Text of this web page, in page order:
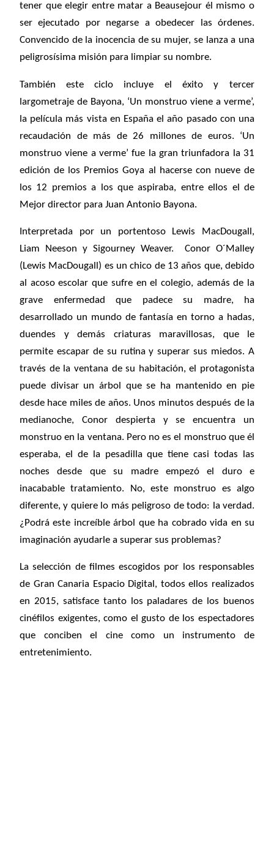
tener que elegir entre matar a Beausejour él mismo o
ser ejecutado por negarse a obedecer las órdenes.
Convencido de la inocencia de su mujer, se lanza a una
peligrosísima misión para limpiar su nombre.
También este ciclo incluye el éxito y
tercer
largometraje de Bayona, ‘Un monstruo viene a verme’,
la película más vista en España el año pasado con una
recaudación de más de 26 millones de euros. ‘Un
monstruo viene a verme’ fue la gran triunfadora la 31
edición de los Premios Goya al hacerse con nueve de
los 12 premios a los que aspiraba, entre ellos el de
Mejor director para Juan Antonio Bayona.
Interpretada por un portentoso Lewis MacDougall,
Liam Neeson y Sigourney Weaver. Conor O´Malley
(Lewis MacDougall) es un chico de 13 años que, debido
al acoso escolar que sufre en el colegio, además de la
grave enfermedad que padece su madre, ha
desarrollado un mundo de fantasía en torno a hadas,
duendes y demás criaturas maravillosas, que le
permite escapar de su rutina y superar sus miedos. A
través de la ventana de su habitación, el protagonista
puede divisar un árbol que se ha mantenido en pie
desde hace miles de años. Unos minutos después de la
medianoche, Conor despierta y se encuentra un
monstruo en la ventana. Pero no es el monstruo que él
esperaba, el de la pesadilla que tiene casi todas las
noches desde que su madre empezó el duro e
inacabable tratamiento. No, este monstruo es algo
diferente, y quiere lo más peligroso de todo: la verdad.
¿Podrá este increíble árbol que ha cobrado vida en su
imaginación ayudarle a superar sus problemas?
La selección de filmes escogidos por los responsables
de Gran Canaria Espacio Digital, todos ellos realizados
en 2015, satisface tanto los paladares de los buenos
cinéfilos exigentes, como el gusto de los espectadores
que conciben el cine como un instrumento de
entretenimiento.